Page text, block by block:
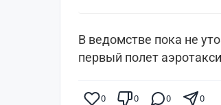
В ведомстве пока не
первый полет
0 0 0 0